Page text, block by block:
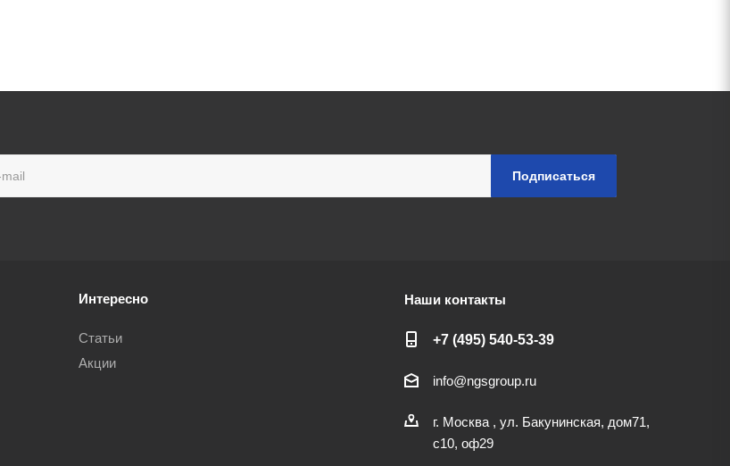
Интересно
Статьи
Акции
Наши контакты
+7 (495) 540-53-39
info@ngsgroup.ru
г. Москва , ул. Бакунинская, дом71,
с10, оф29